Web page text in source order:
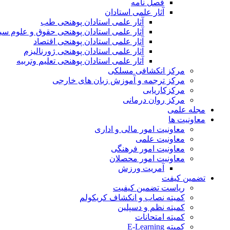
فصل نامه
آثار علمی استادان
آثار علمی استادان پوهنحی طب
آثار علمی استادان پوهنحی حقوق و علوم
آثار علمی استادان پوهنحی اقتصاد
آثار علمی استادان پوهنحی ژورنالیزم
آثار علمی استادان پوهنحی تعلیم وتربیه
مرکز انکشافی مسلکی
مرکز ترجمه و آموزش زبان های خارجی
مرکزکاریابی
مرکز روان درمانی
مجله علمی
معاونیت ها
معاونیت امور مالی و اداری
معاونیت علمی
معاونیت امور فرهنگی
معاونیت امور محصلان
آمریت ورزش
تضمین کیفت
ریاست تضمین کیفیت
کمیته نصاب و انکشاف کریکولم
کمیته نظم و دسپلین
کمیته امتحانات
کمیته E-Learning